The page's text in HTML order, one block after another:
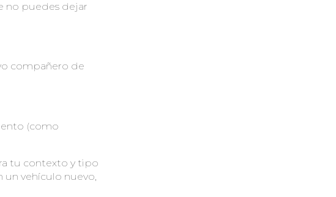
no puedes dejar
compañero de
(como
tu contexto y tipo
un vehículo nuevo,